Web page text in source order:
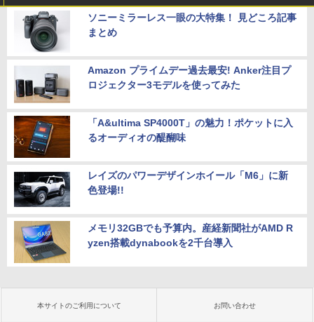
ソニーミラーレス一眼の大特集！ 見どころ記事
まとめ
Amazon プライムデー過去最安! Anker注目プ
ロジェクター3モデルを使ってみた
「A&ultima SP4000T」の魅力！ポケットに入
るオーディオの醍醐味
レイズのパワーデザインホイール「M6」に新
色登場!!
メモリ32GBでも予算内。産経新聞社がAMD R
yzen搭載dynabookを2千台導入
本サイトのご利用について お問い合わせ